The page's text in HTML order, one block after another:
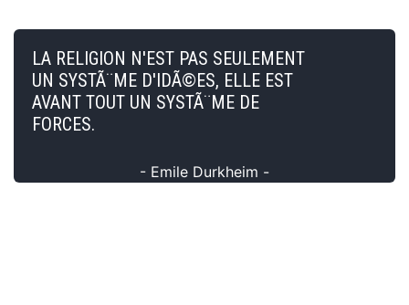
LA RELIGION N'EST PAS SEULEMENT
UN SYSTÃ¨ME D'IDÃ©ES, ELLE EST
AVANT TOUT UN SYSTÃ¨ME DE
FORCES.
- Emile Durkheim -